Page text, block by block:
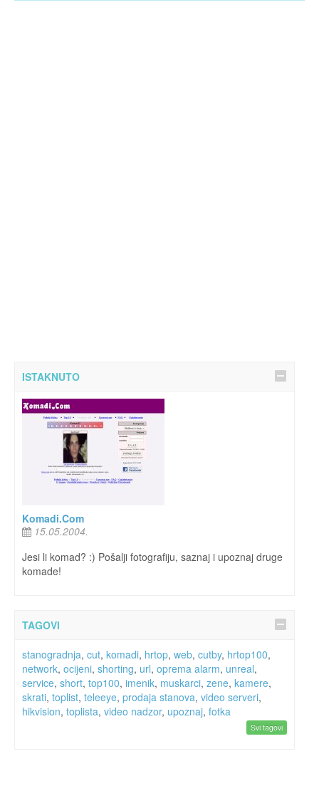
ISTAKNUTO
Komadi.Com
15.05.2004.
Jesi li komad? :) Pošalji fotografiju, saznaj i upoznaj druge
komade!
TAGOVI
stanogradnja, cut, komadi, hrtop, web, cutby, hrtop100,
network, ocijeni, shorting, url, oprema alarm, unreal,
service, short, top100, imenik, muskarci, zene, kamere,
skrati, toplist, teleeye, prodaja stanova, video serveri,
hikvision, toplista, video nadzor, upoznaj, fotka
Svi tagovi